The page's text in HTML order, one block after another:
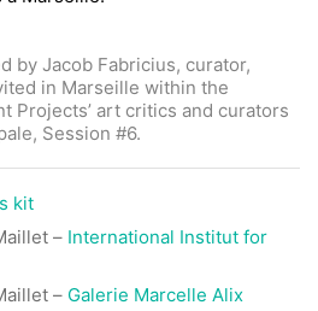
by Jacob Fabricius, curator,
in Marseille within the
Projects’ art critics and curators
Session #6.
kit
– International Institut for
– Galerie Marcelle Alix